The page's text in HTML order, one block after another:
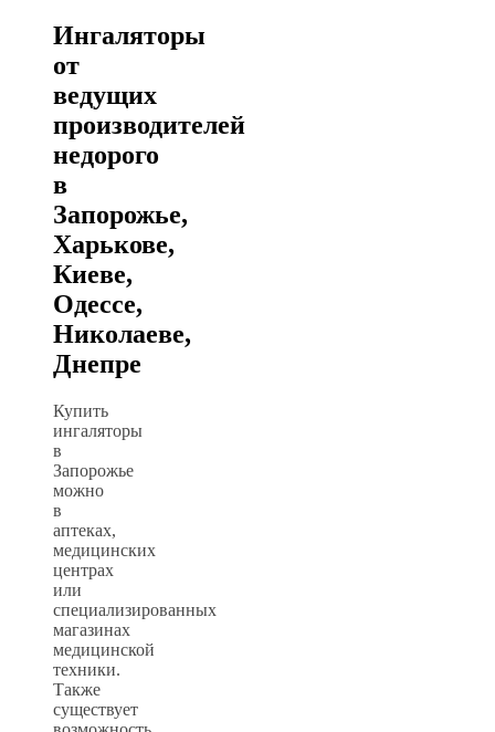
Ингаляторы
от
ведущих
производителей
недорого
в
Запорожье,
Харькове,
Киеве,
Одессе,
Николаеве,
Днепре
Купить
ингаляторы
в
Запорожье
можно
в
аптеках,
медицинских
центрах
или
специализированных
магазинах
медицинской
техники.
Также
существует